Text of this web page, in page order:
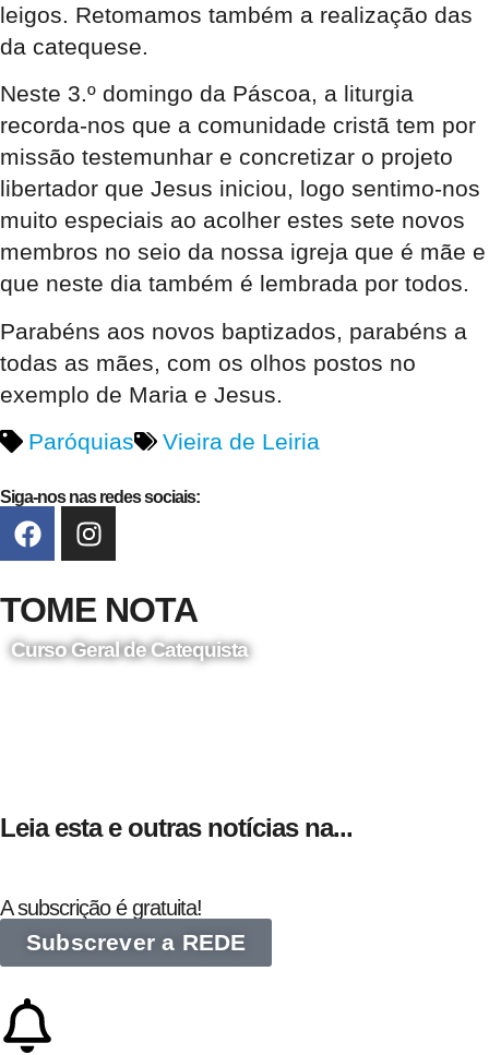
leigos. Retomamos também a realização das
da catequese.
Neste 3.º domingo da Páscoa, a liturgia
recorda-nos que a comunidade cristã tem por
missão testemunhar e concretizar o projeto
libertador que Jesus iniciou, logo sentimo-nos
muito especiais ao acolher estes sete novos
membros no seio da nossa igreja que é mãe e
que neste dia também é lembrada por todos.
Parabéns aos novos baptizados, parabéns a
todas as mães, com os olhos postos no
exemplo de Maria e Jesus.
Paróquias
Vieira de Leiria
Siga-nos nas redes sociais:
TOME NOTA
Curso Geral de Catequista
Leia esta e outras notícias na...
A subscrição é gratuita!
Subscrever a REDE